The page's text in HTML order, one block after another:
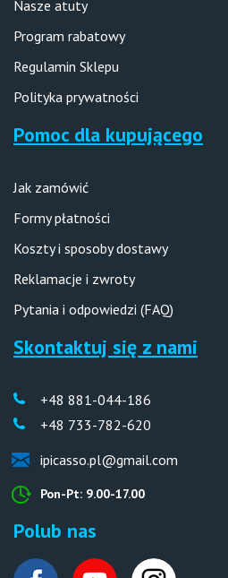
Nasze atuty
Program rabatowy
Regulamin Sklepu
Polityka prywatności
Pomoc dla kupującego
Jak zamówić
Formy płatności
Koszty i sposoby dostawy
Reklamacje i zwroty
Pytania i odpowiedzi (FAQ)
Skontaktuj się z nami
+48 881-044-186
+48 733-782-620
ipicasso.pl@gmail.com
Pon-Pt: 9.00-17.00
Polub nas